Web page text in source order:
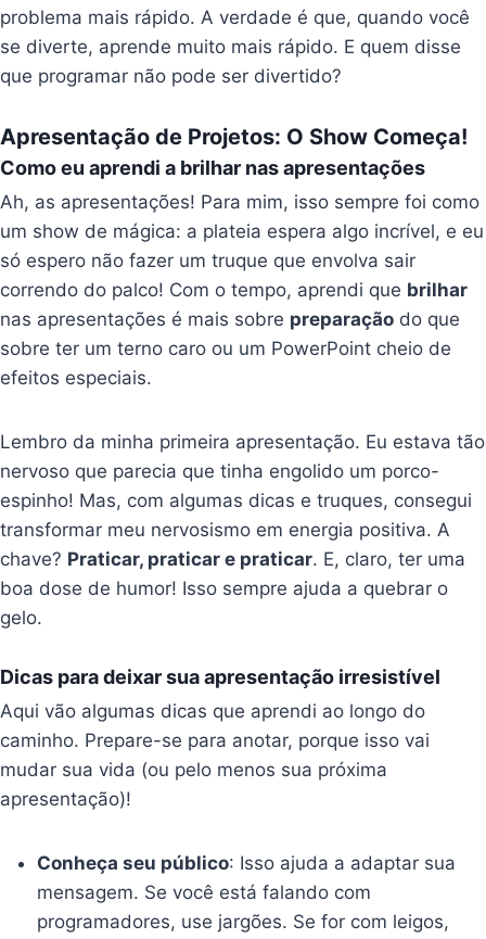
problema mais rápido. A verdade é que, quando você
se diverte, aprende muito mais rápido. E quem disse
que programar não pode ser divertido?
Apresentação de Projetos: O Show Começa!
Como eu aprendi a brilhar nas apresentações
Ah, as apresentações! Para mim, isso sempre foi como
um show de mágica: a plateia espera algo incrível, e eu
só espero não fazer um truque que envolva sair
correndo do palco! Com o tempo, aprendi que brilhar
nas apresentações é mais sobre preparação do que
sobre ter um terno caro ou um PowerPoint cheio de
efeitos especiais.
Lembro da minha primeira apresentação. Eu estava tão
nervoso que parecia que tinha engolido um porco-
espinho! Mas, com algumas dicas e truques, consegui
transformar meu nervosismo em energia positiva. A
chave? Praticar, praticar e praticar. E, claro, ter uma
boa dose de humor! Isso sempre ajuda a quebrar o
gelo.
Dicas para deixar sua apresentação irresistível
Aqui vão algumas dicas que aprendi ao longo do
caminho. Prepare-se para anotar, porque isso vai
mudar sua vida (ou pelo menos sua próxima
apresentação)!
Conheça seu público: Isso ajuda a adaptar sua
mensagem. Se você está falando com
programadores, use jargões. Se for com leigos,